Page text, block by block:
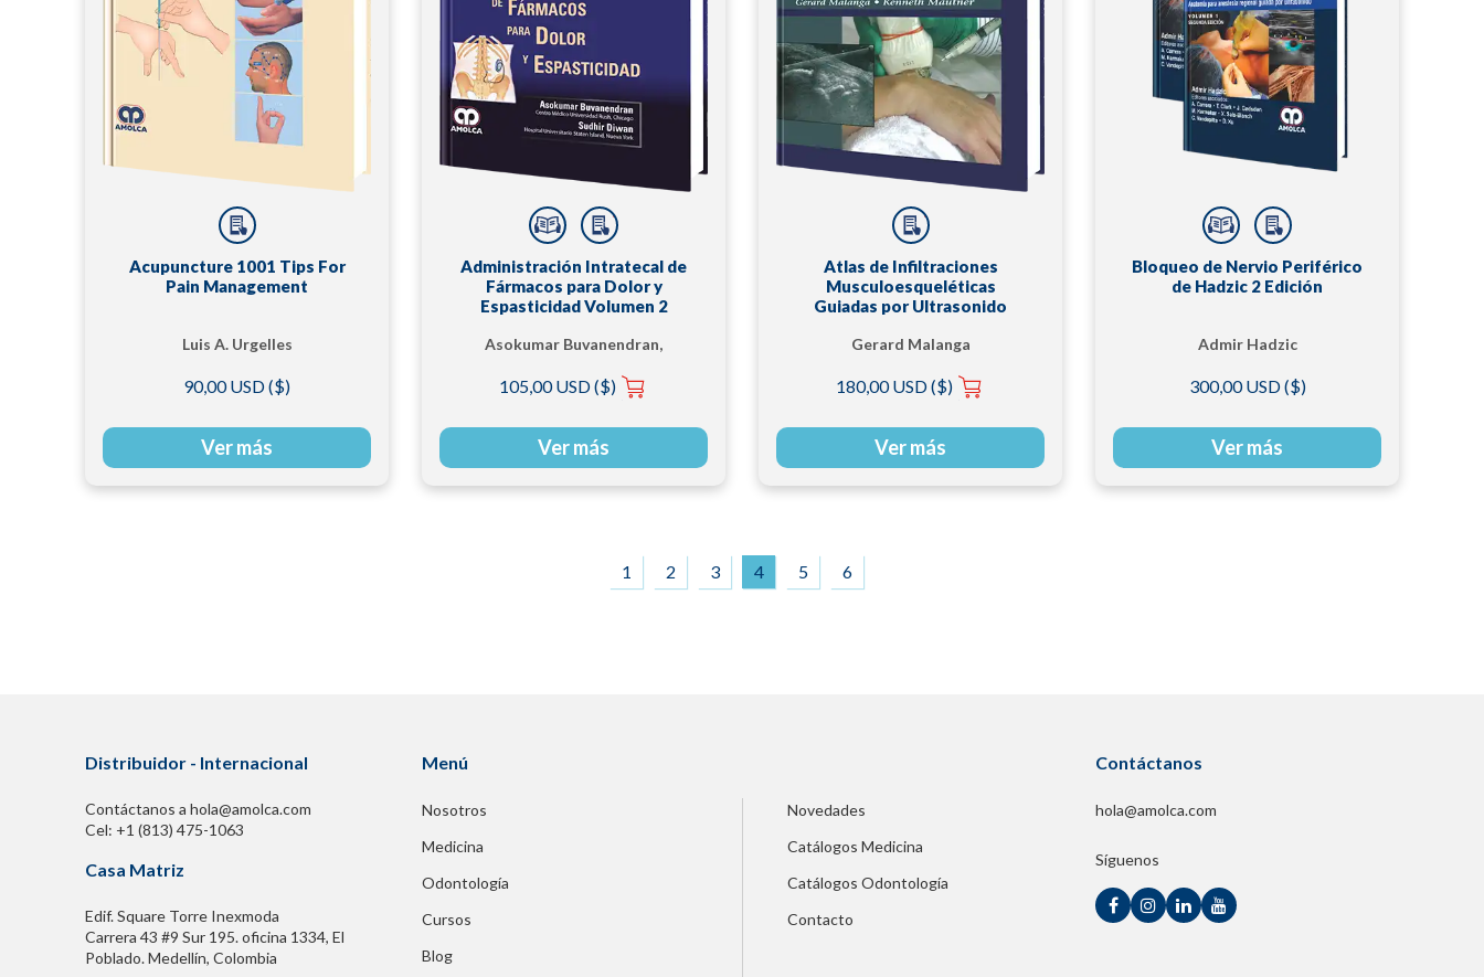
Acupuncture 1001 Tips For
Pain Management
Luis A. Urgelles
90,00 USD ($)
Ver más
Administración Intratecal de
Fármacos para Dolor y
Espasticidad Volumen 2
Asokumar Buvanendran,
105,00 USD ($)
Ver más
Atlas de Infiltraciones
Musculoesqueléticas
Guiadas por Ultrasonido
Gerard Malanga
180,00 USD ($)
Ver más
Bloqueo de Nervio Periférico
de Hadzic 2 Edición
Admir Hadzic
300,00 USD ($)
Ver más
1 2 3 4 5 6
Distribuidor - Internacional
Contáctanos a hola@amolca.com
Cel: +1 (813) 475-1063
Casa Matriz
Edif. Square Torre Inexmoda
Carrera 43 #9 Sur 195. oficina 1334, El
Poblado. Medellín, Colombia
Menú
Nosotros
Medicina
Odontología
Cursos
Blog
Novedades
Catálogos Medicina
Catálogos Odontología
Contacto
Contáctanos
hola@amolca.com
Síguenos